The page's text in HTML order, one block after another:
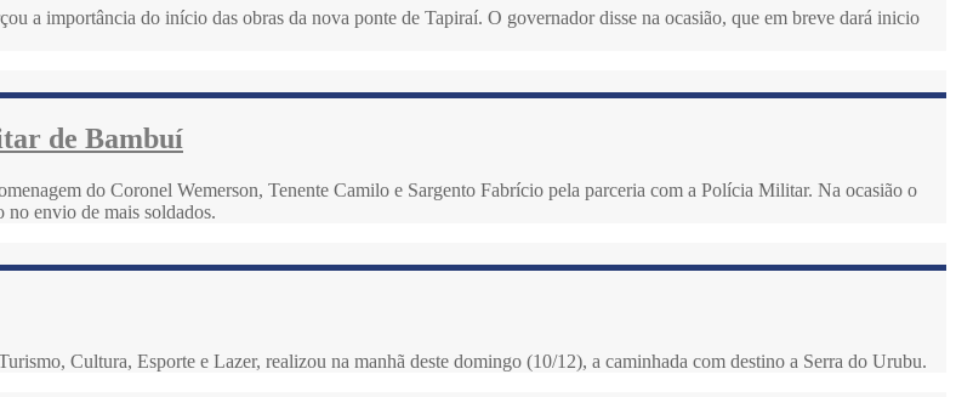
a importância do início das obras da nova ponte de Tapiraí. O governador disse na ocasião, que em breve dará inicio
de Bambuí
do Coronel Wemerson, Tenente Camilo e Sargento Fabrício pela parceria com a Polícia Militar. Na ocasião o
no envio de mais soldados.
Cultura, Esporte e Lazer, realizou na manhã deste domingo (10/12), a caminhada com destino a Serra do Urubu.